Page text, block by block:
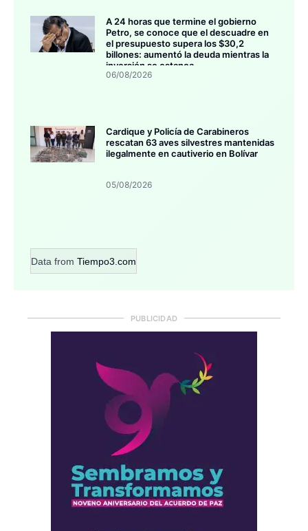
A 24 horas que termine el gobierno
Petro, se conoce que el descuadre en
el presupuesto supera los $30,2
billones: aumentó la deuda mientras la
inversión se estanca
06/08/2026
Cardique y Policía de Carabineros
rescatan 63 aves silvestres mantenidas
ilegalmente en cautiverio en Bolívar
05/08/2026
Data from Tiempo3.com
PUBLICIDAD